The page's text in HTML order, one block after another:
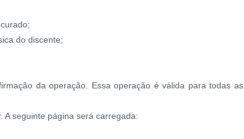
do discente;
da operação. Essa operação é válida para todas as
A seguinte página será carregada: